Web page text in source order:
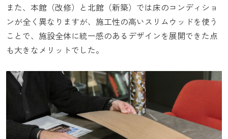
また、本館（改修）と北館（新築）では床のコンディショ
ンが全く異なりますが、施工性の高いスリムウッドを使う
ことで、施設全体に統一感のあるデザインを展開できた点
も大きなメリットでした。